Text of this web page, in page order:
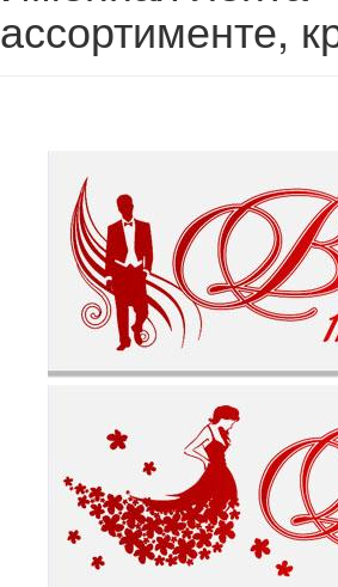
ассортименте,